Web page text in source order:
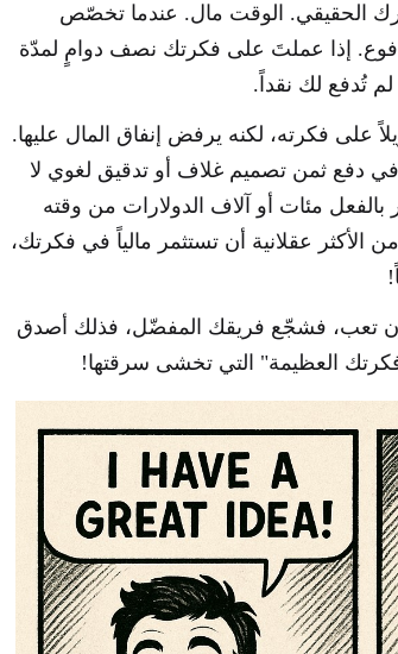
الحقيقي. الوقت مال. عندما تخصّص
إذا عملتَ على فكرتك نصف دوامٍ لمدّة
تُدفع لك نقداً.
فكرته، لكنه يرفض إنفاق المال عليها.
في دفع ثمن تصميم غلاف أو تدقيق لغوي لا
أهدر بالفعل مئات أو آلاف الدولارات من وقته
الأكثر عقلانية أن تستثمر مالياً في فكرتك،
دون تعب، فشجّع فريقك المفضّل، فذلك أصدق
العظيمة" التي تخشى سرقتها!